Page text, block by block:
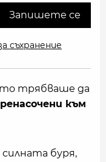
съхранение
трябваше да
към
буря,